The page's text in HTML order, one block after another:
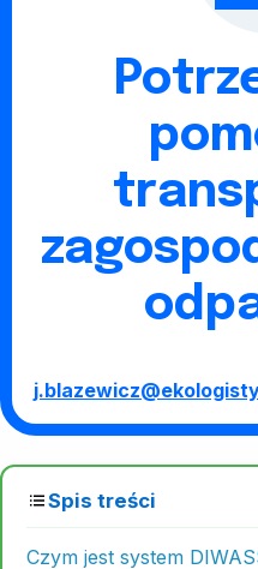
Spis treści
Czym jest system